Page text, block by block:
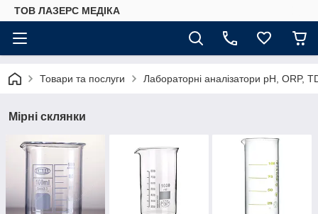
ТОВ ЛАЗЕРС МЕДІКА
Товари та послуги Лабораторні аналізатори pH, ORP,
Мірні склянки